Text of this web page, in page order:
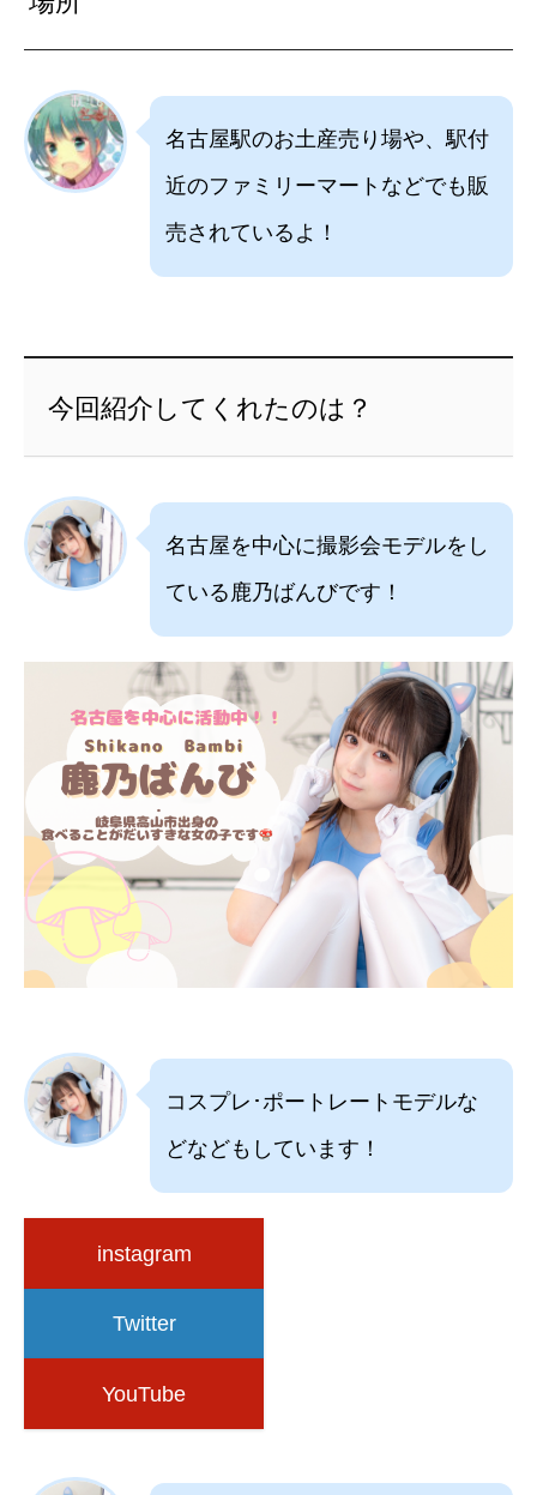
名古屋駅のお土産売り場や、駅付
近のファミリーマートなどでも販
売されているよ！
今回紹介してくれたのは？
名古屋を中心に撮影会モデルをし
ている鹿乃ばんびです！
コスプレ･ポートレートモデルな
どなどもしています！
instagram
Twitter
YouTube